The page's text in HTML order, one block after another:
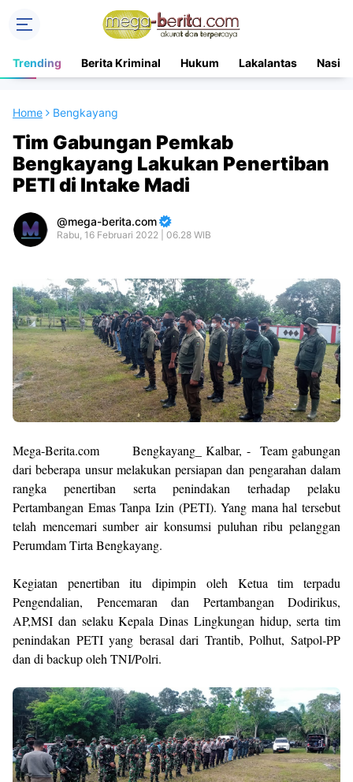
Trending Berita Kriminal Hukum Lakalantas
Home Bengkayang
Tim Gabungan Pemkab
Bengkayang Lakukan Penertiban
PETI di Intake Madi
mega-berita.com
Rabu, 16 Februari 2022 | 06.28 WIB
Mega-Berita.com Bengkayang_ Kalbar, - Team gabungan
dari beberapa unsur melakukan persiapan dan pengarahan dalam
rangka penertiban serta penindakan terhadap pelaku
Pertambangan Emas Tanpa Izin (PETI). Yang mana hal tersebut
telah mencemari sumber air konsumsi puluhan ribu pelanggan
Perumdam Tirta Bengkayang.
Kegiatan penertiban itu dipimpin oleh Ketua tim terpadu
Pengendalian, Pencemaran dan Pertambangan Dodirikus,
AP,MSI dan selaku Kepala Dinas Lingkungan hidup, serta tim
penindakan PETI yang berasal dari Trantib, Polhut, Satpol-PP
dan di backup oleh TNI/Polri.